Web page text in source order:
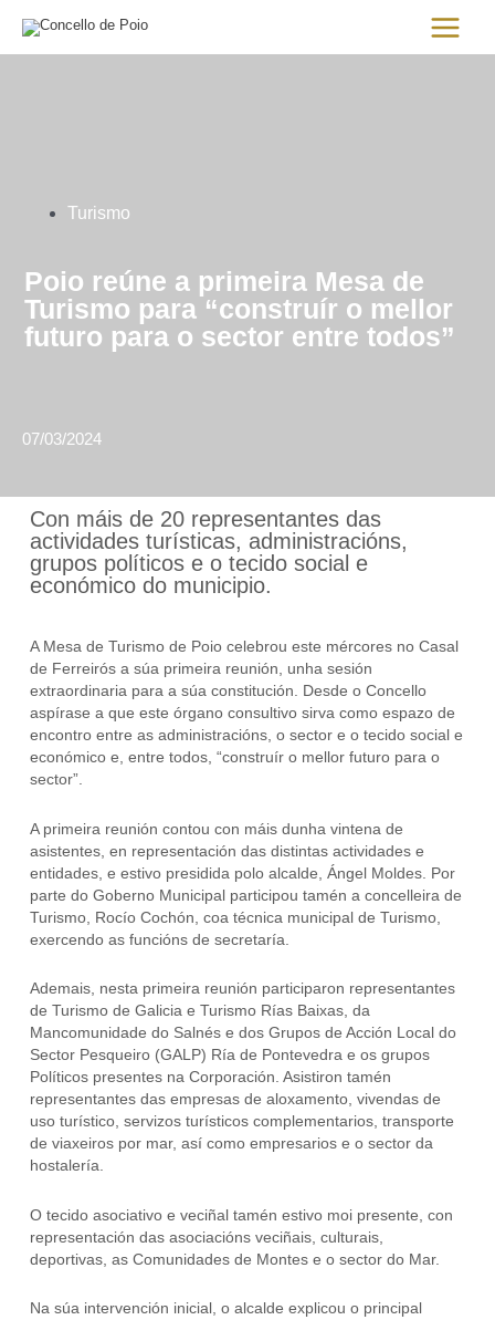
contenido
Main
Menu
Turismo
Poio reúne a primeira Mesa de
Turismo para “construír o mellor
futuro para o sector entre todos”
07/03/2024
Con máis de 20 representantes das
actividades turísticas, administracións,
grupos políticos e o tecido social e
económico do municipio.
A Mesa de Turismo de Poio celebrou este mércores no Casal
de Ferreirós a súa primeira reunión, unha sesión
extraordinaria para a súa constitución. Desde o Concello
aspírase a que este órgano consultivo sirva como espazo de
encontro entre as administracións, o sector e o tecido social e
económico e, entre todos, “construír o mellor futuro para o
sector”.
A primeira reunión contou con máis dunha vintena de
asistentes, en representación das distintas actividades e
entidades, e estivo presidida polo alcalde, Ángel Moldes. Por
parte do Goberno Municipal participou tamén a concelleira de
Turismo, Rocío Cochón, coa técnica municipal de Turismo,
exercendo as funcións de secretaría.
Ademais, nesta primeira reunión participaron representantes
de Turismo de Galicia e Turismo Rías Baixas, da
Mancomunidade do Salnés e dos Grupos de Acción Local do
Sector Pesqueiro (GALP) Ría de Pontevedra e os grupos
Políticos presentes na Corporación. Asistiron tamén
representantes das empresas de aloxamento, vivendas de
uso turístico, servizos turísticos complementarios, transporte
de viaxeiros por mar, así como empresarios e o sector da
hostalería.
O tecido asociativo e veciñal tamén estivo moi presente, con
representación das asociacións veciñais, culturais,
deportivas, as Comunidades de Montes e o sector do Mar.
Na súa intervención inicial, o alcalde explicou o principal